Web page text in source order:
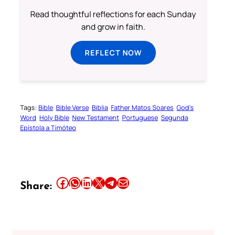
Read thoughtful reflections for each Sunday
and grow in faith.
REFLECT NOW
Tags: Bible Bible Verse Biblia Father Matos Soares God’s
Word Holy Bible New Testament Portuguese Segunda
Epístola a Timóteo
Share: Share this article on Facebook Share this article on WhatsApp Share this article on LinkedIn Share this article on X Share this article on TelegramEmail this Article